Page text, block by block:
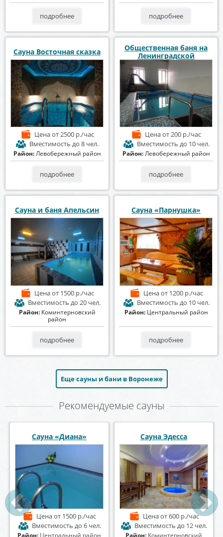
подробнее подробнее
Сауна Восточная сказка
Ценаот 2500 р./час
Вместимость до 8 чел.
Район:Левобережный район
подробнее
Общественная баня на
Ленинградской
Ценаот 200 р./час
Вместимость до 10 чел.
Район:Левобережный район
подробнее
Сауна и баня Апельсин
Ценаот 1500 р./час
Вместимость до 20 чел.
Район: Коминтерновский
район
подробнее
Сауна «Парнушка»
Ценаот 1200 р./час
Вместимость до 10 чел.
Район: Центральный район
подробнее
Еще сауны и бани в Воронеже
Рекомендуемые сауны
Баня на Донской
Цена от 1000 р./час
Вместимостьдо 25 чел.
Район:Коминтерновский
Сауна «У Петровича»
Ценаот 1300 р./час
Вместимость до 12 чел.
Район:Коминтерновский